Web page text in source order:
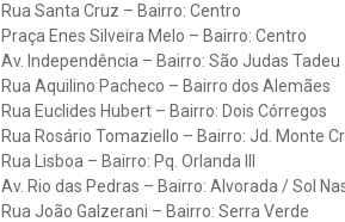
Rua Santa Cruz – Bairro: Centro
Praça Enes Silveira Melo – Bairro: Centro
Av. Independência – Bairro: São Judas Tadeu
Rua Aquilino Pacheco – Bairro dos Alemães
Rua Euclides Hubert – Bairro: Dois Córregos
Rua Rosário Tomaziello – Bairro: Jd. Monte
Rua Lisboa – Bairro: Pq. Orlanda III
Av. Rio das Pedras – Bairro: Alvorada / Sol
Rua João Galzerani – Bairro: Serra Verde